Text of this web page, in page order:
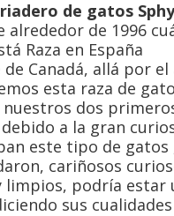
de gatos
de 1996
Raza en España
Canadá, allá por el
esta raza de
dos
a la gran
este tipo de gatos
cariñosos
limpios, podría estar
sus